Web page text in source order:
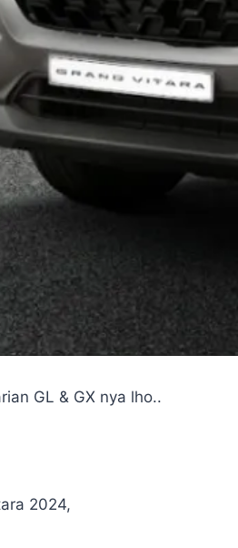
GL & GX nya lho..
2024,